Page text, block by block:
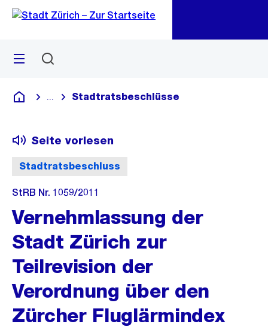
Navigation
Sprunglink
Menü
Deutsch
Blende alle Breadcrumbs ein
Stadtratsbeschlüsse
Stadtratsbeschluss
Seite vorlesen
StRB Nr. 1059/2011
Vernehmlassung der
Stadt Zürich zur
Teilrevision der
Verordnung über den
Zürcher Fluglärmindex